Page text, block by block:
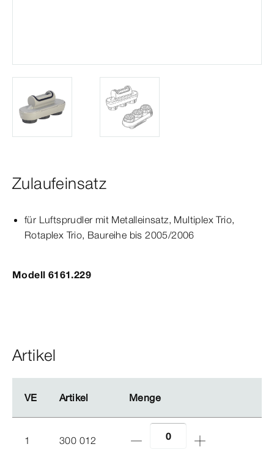
Zulaufeinsatz
für Luftsprudler mit Metalleinsatz, Multiplex Trio,
Rotaplex Trio, Baureihe bis 2005/2006
Modell 6161.229
Artikel
VE Artikel Menge
VE Artikel Menge
1 300 012